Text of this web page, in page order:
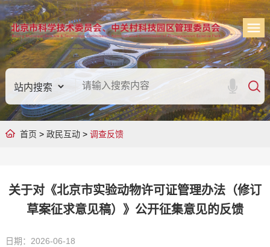
首页 > 政民互动> 调查反馈
关于对《北京市实验动物许可证管理办法（修订
草案征求意见稿）》公开征集意见的反馈
日期：2026-06-18